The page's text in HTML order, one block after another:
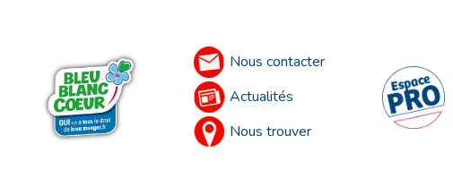
Nous contacter
Actualités
Nous trouver